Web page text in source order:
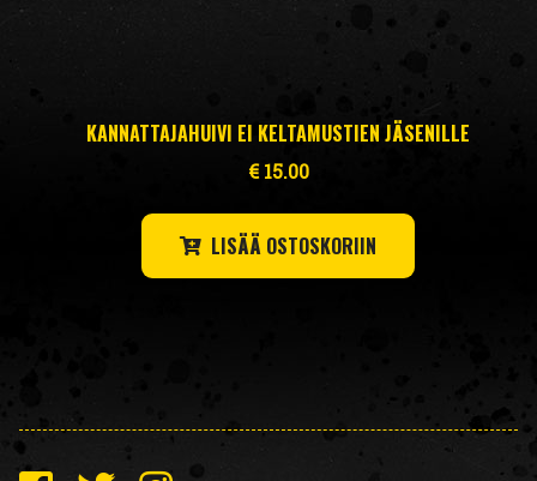
KANNATTAJAHUIVI EI KELTAMUSTIEN JÄSENILLE
€15.00
LISÄÄ OSTOSKORIIN